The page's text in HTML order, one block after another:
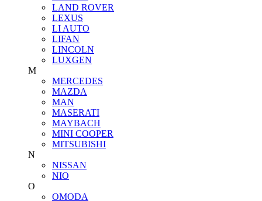
LAND ROVER
LEXUS
LI AUTO
LIFAN
LINCOLN
LUXGEN
M
MERCEDES
MAZDA
MAN
MASERATI
MAYBACH
MINI COOPER
MITSUBISHI
N
NISSAN
NIO
O
OMODA